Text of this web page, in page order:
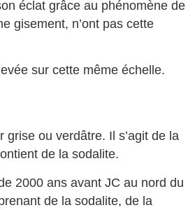
éclat grâce au phénomène de
gisement, n’ont pas cette
sur cette même échelle.
ou verdâtre. Il s’agit de la
de la sodalite.
2000 ans avant JC au nord du
de la sodalite, de la